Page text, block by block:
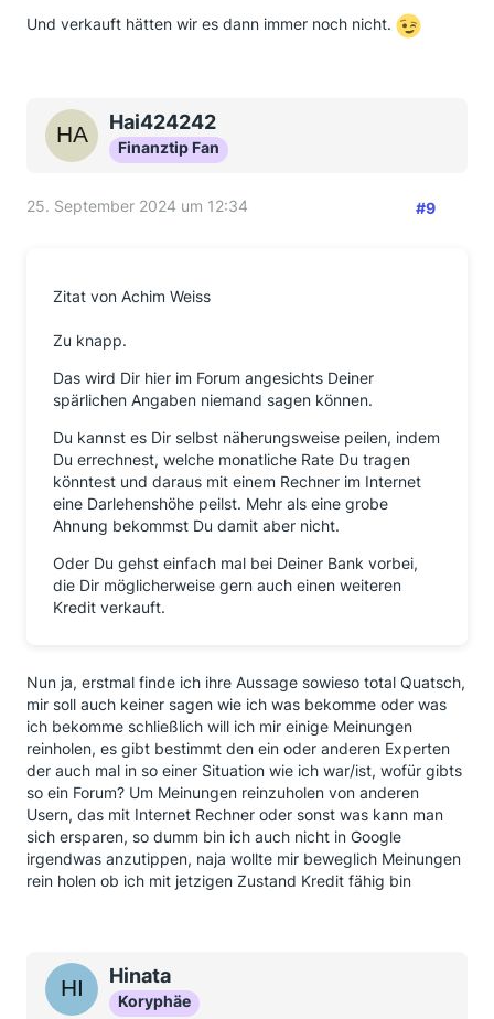
Und verkauft hätten wir es dann immer noch nicht.
Hai424242
Finanztip Fan
25. September 2024 um 12:34 #9
Zitat von Achim Weiss
Zu knapp.
Das wird Dir hier im Forum angesichts Deiner
spärlichen Angaben niemand sagen können.
Du kannst es Dir selbst näherungsweise peilen, indem
Du errechnest, welche monatliche Rate Du tragen
könntest und daraus mit einem Rechner im Internet
eine Darlehenshöhe peilst. Mehr als eine grobe
Ahnung bekommst Du damit aber nicht.
Oder Du gehst einfach mal bei Deiner Bank vorbei,
die Dir möglicherweise gern auch einen weiteren
Kredit verkauft.
Nun ja, erstmal finde ich ihre Aussage sowieso total Quatsch,
mir soll auch keiner sagen wie ich was bekomme oder was
ich bekomme schließlich will ich mir einige Meinungen
reinholen, es gibt bestimmt den ein oder anderen Experten
der auch mal in so einer Situation wie ich war/ist, wofür gibts
so ein Forum? Um Meinungen reinzuholen von anderen
Usern, das mit Internet Rechner oder sonst was kann man
sich ersparen, so dumm bin ich auch nicht in Google
irgendwas anzutippen, naja wollte mir beweglich Meinungen
rein holen ob ich mit jetzigen Zustand Kredit fähig bin
Hinata
Koryphäe